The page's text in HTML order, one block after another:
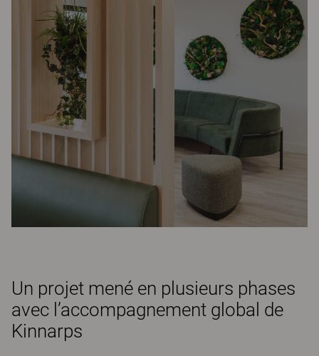
Un projet mené en plusieurs phases
avec l’accompagnement global de
Kinnarps